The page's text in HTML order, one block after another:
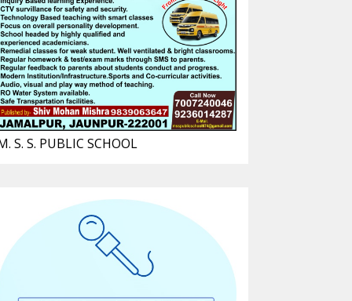
S. S. PUBLIC SCHOOL